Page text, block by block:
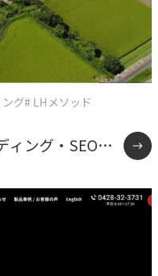
グ# LHメソッド
ィング・SEO戦